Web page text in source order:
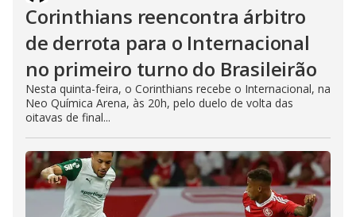
Corinthians reencontra árbitro
de derrota para o Internacional
no primeiro turno do Brasileirão
Nesta quinta-feira, o Corinthians recebe o Internacional, na
Neo Química Arena, às 20h, pelo duelo de volta das
oitavas de final...